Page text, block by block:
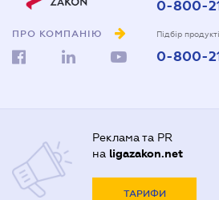
ПРО КОМПАНІЮ
0-800-
Підбір
0-800-
Реклама та PR
на ligazakon.net
ТАРИФИ